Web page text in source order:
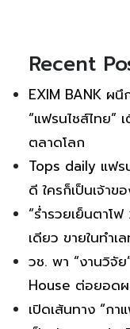
Recent
EXIM BANK ผ
“แฟรนไชส์ไทย”
ตลาดโลก
Tops daily แฟร
ดี ใครก็เป็นเจ้าข
“ร่ำรวยเย็นตาโ
เดียว ขายในทำ
วช. พา “งานวิจั
House ต่อยอด
เปิดเส้นทาง “ก